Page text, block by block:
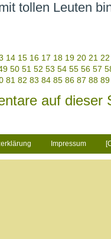
tollen Leuten
14 15 16 17 18 19 20 21 22
50 51 52 53 54 55 56 57
81 82 83 84 85 86 87 88 89
auf dieser
Impressum